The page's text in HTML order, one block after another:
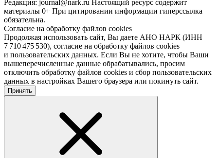
Редакция: journal@nark.ru Настоящий ресурс содержит
материалы 0+ При цитировании информации гиперссылка
обязательна.
Согласие на обработку файлов cookies
Продолжая использовать сайт, Вы даете АНО НАРК (ИНН
7 710 475 530), согласие на обработку файлов cookies
и пользовательских данных. Если Вы не хотите, чтобы Ваши
вышеперечисленные данные обрабатывались, просим
отключить обработку файлов cookies и сбор пользовательских
данных в настройках Вашего браузера или покинуть сайт.
Принять